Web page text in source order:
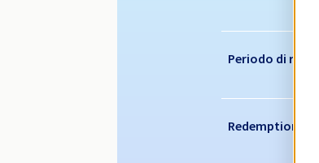
Periodo di
Redemption